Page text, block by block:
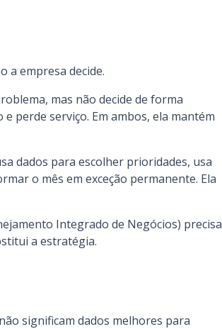
a empresa decide.
mas não decide de forma
perde serviço. Em ambos, ela mantém
dados para escolher prioridades, usa
o mês em exceção permanente. Ela
Integrado de Negócios) precisa
a estratégia.
significam dados melhores para